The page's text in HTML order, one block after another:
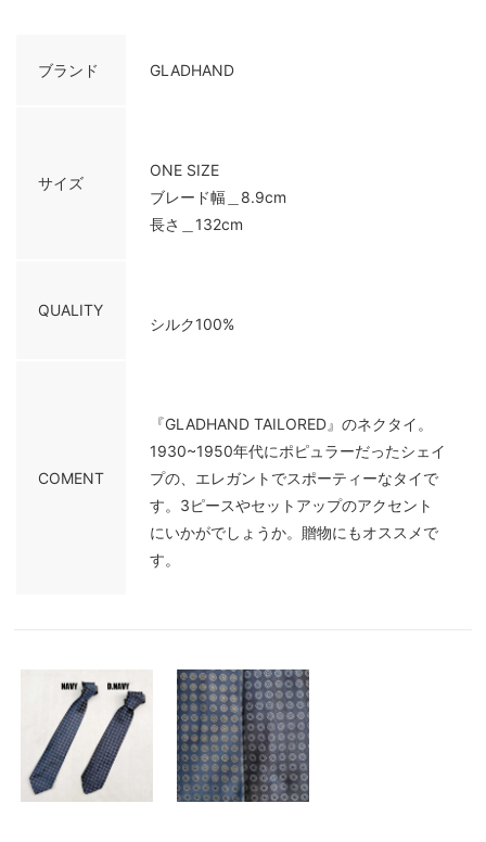
ブランド GLADHAND
サイズ
ONE SIZE
ブレード幅＿8.9cm
長さ＿132cm
QUALITY
シルク100%
COMENT
『GLADHAND TAILORED』のネクタイ。
1930~1950年代にポピュラーだったシェイ
プの、エレガントでスポーティーなタイで
す。3ピースやセットアップのアクセント
にいかがでしょうか。贈物にもオススメで
す。